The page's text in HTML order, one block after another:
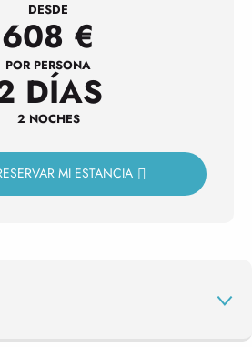
DESDE
608 €
POR PERSONA
DÍAS
2 NOCHES
MI ESTANCIA